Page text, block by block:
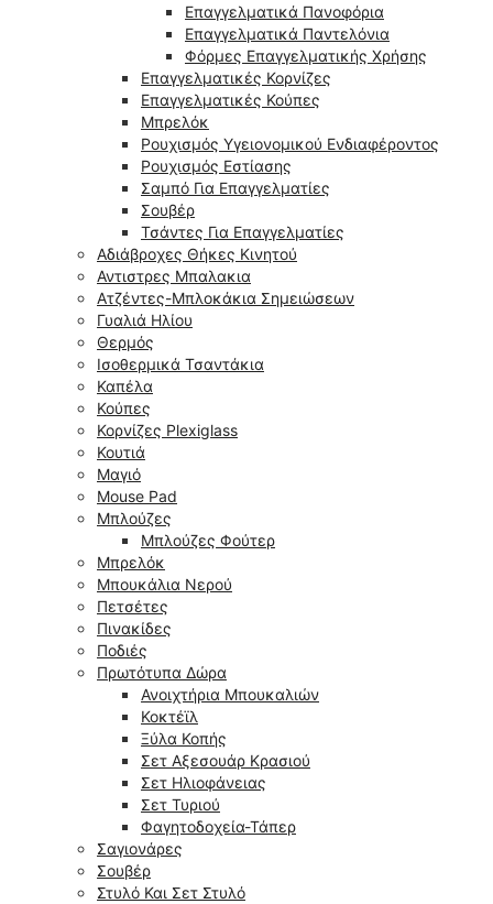
Επαγγελματικά Πανοφόρια
Επαγγελματικά Παντελόνια
Φόρμες Επαγγελματικής Χρήσης
Επαγγελματικές Κορνίζες
Επαγγελματικές Κούπες
Μπρελόκ
Ρουχισμός Υγειονομικού Ενδιαφέροντος
Ρουχισμός Εστίασης
Σαμπό Για Επαγγελματίες
Σουβέρ
Τσάντες Για Επαγγελματίες
Αδιάβροχες Θήκες Κινητού
Αντιστρες Μπαλακια
Ατζέντες-Μπλοκάκια Σημειώσεων
Γυαλιά Ηλίου
Θερμός
Ισοθερμικά Τσαντάκια
Καπέλα
Κούπες
Κορνίζες Plexiglass
Κουτιά
Μαγιό
Mouse Pad
Μπλούζες
Μπλούζες Φούτερ
Μπρελόκ
Μπουκάλια Νερού
Πετσέτες
Πινακίδες
Ποδιές
Πρωτότυπα Δώρα
Ανοιχτήρια Μπουκαλιών
Κοκτέϊλ
Ξύλα Κοπής
Σετ Αξεσουάρ Κρασιού
Σετ Ηλιοφάνειας
Σετ Τυριού
Φαγητοδοχεία-Τάπερ
Σαγιονάρες
Σουβέρ
Στυλό Και Σετ Στυλό